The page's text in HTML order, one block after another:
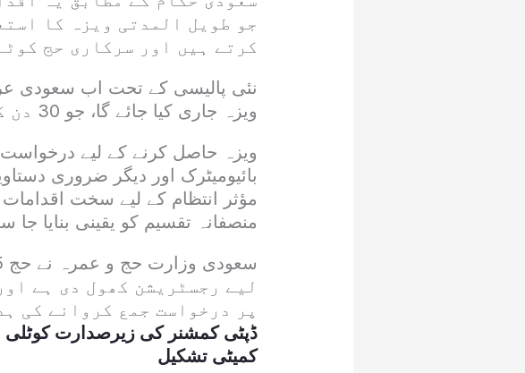
جو طویل المدتی ویزہ کا
کرتے ہیں اور سرکاری حج
نئی پالیسی کے تحت اب سعودی
ویزہ جاری کیا جائے گا، جو 30 دن کے لیے قابل استعمال ہوگا۔
ویزہ حاصل کرنے کے لیے درخواست
بائیومیٹرک اور دیگر ضروری
مؤثر انتظام کے لیے سخت
منصفانہ تقسیم کو یقینی بنایا جا
لیے رجسٹریشن کھول دی ہے
پر درخواست جمع کروانے کی
ڈپٹی کمشنر کی زیرصدارت کوٹلی
کمیٹی تشکیل